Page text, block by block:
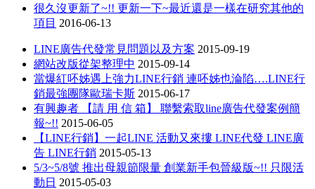
很久沒更新了~!! 更新一下~最近還是一樣在研究其他的
項目 2016-06-13
LINE廣告代發常見問題以及方案 2015-09-19
網站改版從架整理中 2015-09-14
當爆紅呸姊遇上強力LINE行銷 連呸姊也淪陷….LINE行
銷最強團隊歐瑞卡斯 2015-06-17
有興趣者 【請 用 信 箱】 聯繫索取line廣告代發案例簡
報~!! 2015-06-05
【LINE行銷】一起LINE 活動又來摟 LINE代發 LINE廣
告 LINE行銷 2015-05-13
5/3~5/8號 推出母親節限量 創業新手包晉級版~!! 只限活
動日 2015-05-03